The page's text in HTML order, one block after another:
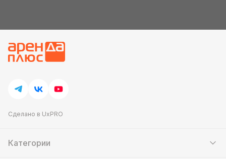
Сделано в UxPRO
Категории